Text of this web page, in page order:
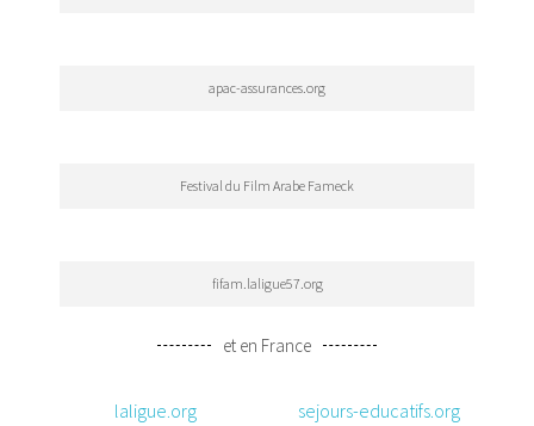
apac-assurances.org
Festival du Film Arabe Fameck
fifam.laligue57.org
et en France
laligue.org sejours-educatifs.org